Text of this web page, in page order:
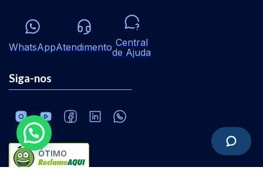
WhatsAppAtendimento Central
de Ajuda
Siga-nos
ÓTIMO